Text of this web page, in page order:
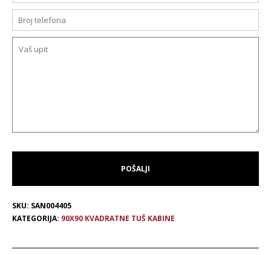
SKU: SAN004405
KATEGORIJA: 90X90 KVADRATNE TUŠ KABINE